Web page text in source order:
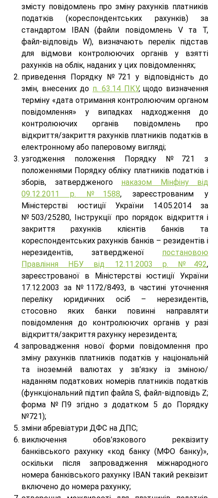
змісту повідомлень про зміну рахунків платників
податків (кореспондентських рахунків) за
стандартом IBAN (файли повідомлень V та T,
файл-відповідь W), визначають перелік підстав
для відмови контролюючих органів у взятті
рахунків на облік, наданих у цих повідомленнях;
приведення Порядку №721 у відповідність до
змін, внесених до п. 63.14 ПКУ, щодо визначення
терміну «дата отримання контролюючим органом
повідомлення» у випадках надходження до
контролюючих органів повідомлень про
відкриття/закриття рахунків платників податків в
електронному або паперовому вигляді;
узгодження положення Порядку №721 з
положеннями Порядку обліку платників податків і
зборів, затвердженого наказом Мінфіну від
09.12.2011 р. №1588, зареєстрованим у
Міністерстві юстиції України 14.05.2014 за
№503/25280, Інструкції про порядок відкриття і
закриття рахунків клієнтів банків та
кореспондентських рахунків банків – резидентів і
нерезидентів, затвердженої постановою
Правління НБУ від 12.11.2003 р. №492,
зареєстрованої в Міністерстві юстиції України
17.12.2003 за №1172/8493, в частині уточнення
переліку юридичних осіб – нерезидентів,
стосовно яких банки повинні направляти
повідомлення до контролюючих органів у разі
відкриття/закриття рахунку нерезидента;
запровадження нової форми повідомлення про
зміну рахунків платників податків у національній
та іноземній валютах у зв’язку із зміною/
наданням податкових номерів платників податків
(функціональний підтип файла S, файл-відповідь Z;
форма №П9 згідно з додатком 5 до Порядку
№721);
зміни абревіатури ДФС на ДПС;
виключення обов’язкового реквізиту
банківського рахунку «код банку (МФО банку)»,
оскільки після запровадження міжнародного
номера банківського рахунку IBAN такий реквізит
включено до номера рахунку;